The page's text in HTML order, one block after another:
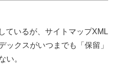
ているが、サイトマップXML
ックスがいつまでも「保留」
い。